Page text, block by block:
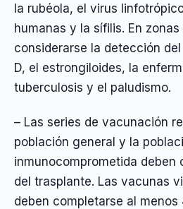
la rubéola, el virus
humanas y la sífilis. En
considerarse la detección
D, el estrongiloides, la
tuberculosis y el paludismo.
– Las series de vacunación
población general y la
inmunocomprometida deben
del trasplante. Las vacunas
deben completarse al